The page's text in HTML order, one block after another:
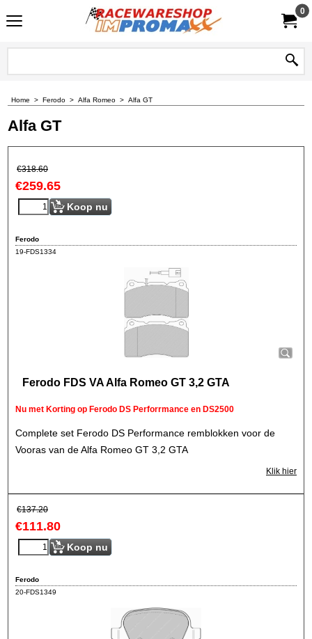
0
Home > Ferodo > Alfa Romeo > Alfa GT
Alfa GT
€318.60
€259.65
Koop nu
Ferodo
19-FDS1334
Ferodo FDS VA Alfa Romeo GT 3,2 GTA
Nu met Korting op Ferodo DS Perforrmance en DS2500
Complete set Ferodo DS Performance remblokken voor de
Vooras van de Alfa Romeo GT 3,2 GTA
Klik hier
€137.20
€111.80
Koop nu
Ferodo
20-FDS1349